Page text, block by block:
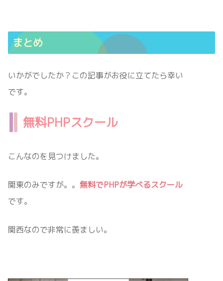
まとめ
いかがでしたか？この記事がお役に立てたら幸い
です。
無料PHPスクール
こんなのを見つけました。
関東のみですが。。 無料でPHPが学べるスクール
です。
関西なので非常に羨ましい。